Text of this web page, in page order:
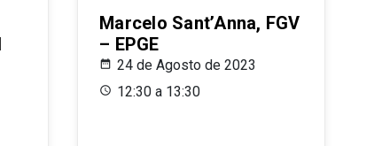
Marcelo Sant’Anna, FGV
– EPGE
24 de Agosto de 2023
12:30 a 13:30